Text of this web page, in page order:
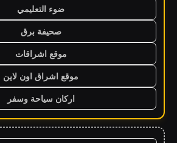
ضوء التعليمي
صحيفة برق
موقع اشراقات
موقع اشراق اون لاين
اركان سياحة وسفر